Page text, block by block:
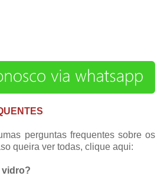
perguntas frequentes sobre os
queira ver todas, clique aqui:
vidro?